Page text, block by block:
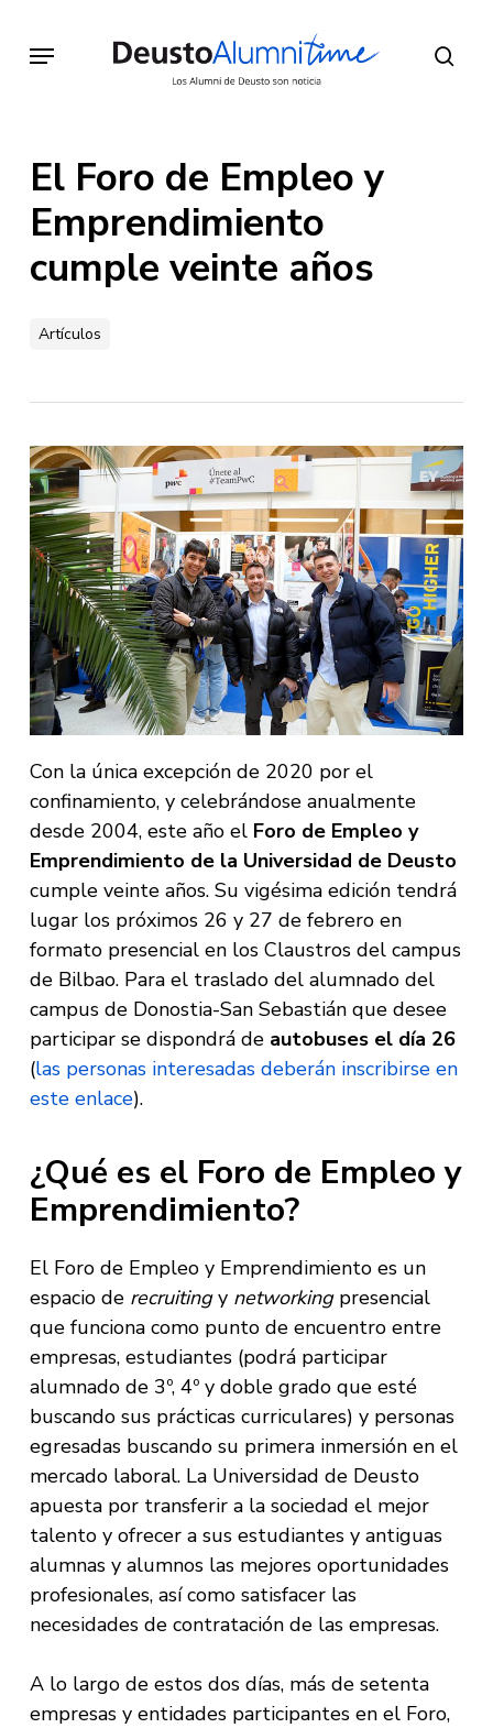
main
Menu
El Foro de Empleo y
Emprendimiento
cumple veinte años
Artículos
Con la única excepción de 2020 por el
confinamiento, y celebrándose anualmente
desde 2004, este año el Foro de Empleo y
Emprendimiento de la Universidad de Deusto
cumple veinte años. Su vigésima edición tendrá
lugar los próximos 26 y 27 de febrero en
formato presencial en los Claustros del campus
de Bilbao. Para el traslado del alumnado del
campus de Donostia-San Sebastián que desee
participar se dispondrá de autobuses el día 26
(las personas interesadas deberán inscribirse en
este enlace).
¿Qué es el Foro de Empleo y
Emprendimiento?
El Foro de Empleo y Emprendimiento es un
espacio de recruitingy networkingpresencial
que funciona como punto de encuentro entre
empresas, estudiantes (podrá participar
alumnado de 3º, 4º y doble grado que esté
buscando sus prácticas curriculares) y personas
egresadas buscando su primera inmersión en el
mercado laboral. La Universidad de Deusto
apuesta por transferir a la sociedad el mejor
talento y ofrecer a sus estudiantes y antiguas
alumnas y alumnos las mejores oportunidades
profesionales, así como satisfacer las
necesidades de contratación de las empresas.
A lo largo de estos dos días, más de setenta
empresas y entidades participantes en el Foro,